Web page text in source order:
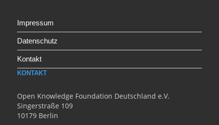
Impressum
Datenschutz
Kontakt
KONTAKT
Open Knowledge Foundation Deutschland e.V.
Singerstraße 109
10179 Berlin